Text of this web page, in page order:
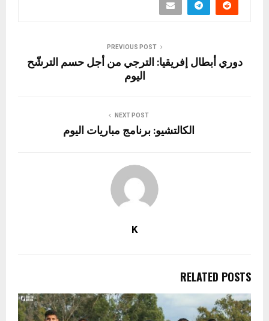
PREVIOUS POST
دوري أبطال إفريقيا: الترجي من أجل حسم الترشّح
اليوم
NEXT POST
الكالتشيو: برنامج مباريات اليوم
K
RELATED POSTS